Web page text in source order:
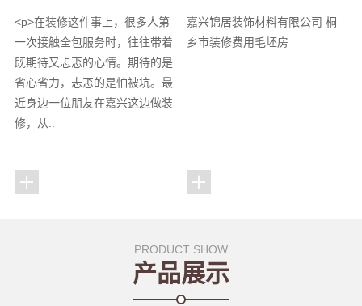
<p>在装修这件事上，很多人第
一次接触全包服务时，往往带着
既期待又忐忑的心情。期待的是
省心省力，忐忑的是怕被坑。最
近身边一位朋友在嘉兴这边做装
修，从..
嘉兴锦居装饰材料有限公司 桐
乡市装修费用毛坯房
PRODUCT SHOW
产品展示